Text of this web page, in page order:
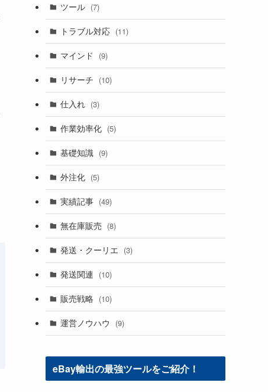
ツール (7)
トラブル対応 (11)
マインド (9)
リサーチ (10)
仕入れ (3)
作業効率化 (5)
基礎知識 (9)
外注化 (5)
実績記事 (49)
無在庫販売 (8)
発送・クーリエ (3)
発送関連 (10)
販売戦略 (10)
運営ノウハウ (9)
eBay輸出の最強ツールをご紹介！